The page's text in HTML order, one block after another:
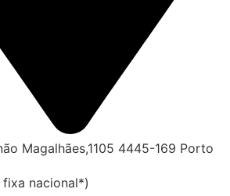
Magalhães,1105 4445-169 Porto
nacional*)